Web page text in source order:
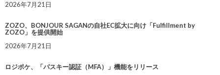
2026年7月21日
ZOZO、BONJOUR SAGANの自社EC拡大に向け「Fulfillment by
ZOZO」を提供開始
2026年7月21日
ロジポケ、「パスキー認証（MFA）」機能をリリース